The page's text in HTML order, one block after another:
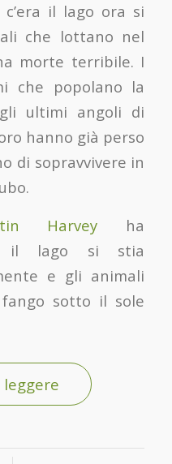
il lago ora si
che lottano nel
morte terribile. I
che popolano la
ultimi angoli di
hanno già perso
di sopravvivere in
Harvey ha
il lago si stia
e gli animali
sotto il sole